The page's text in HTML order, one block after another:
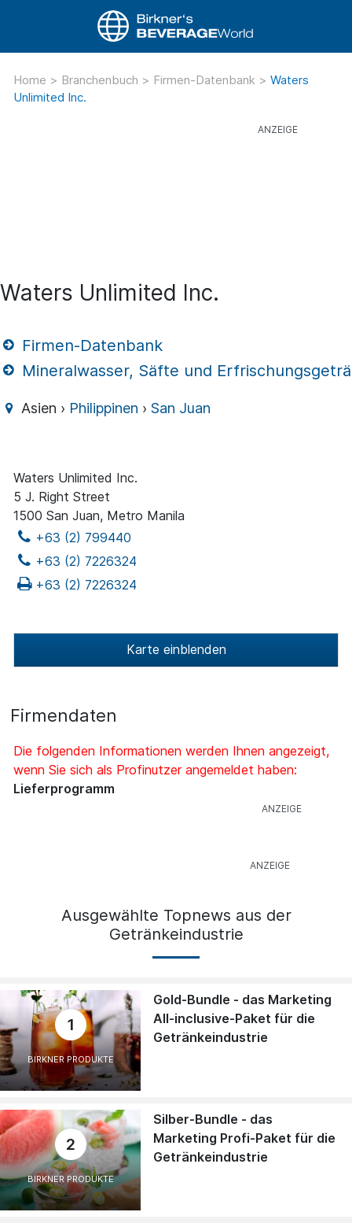
Home > Branchenbuch > Firmen-Datenbank > Waters
Unlimited Inc.
Waters Unlimited Inc.
Firmen-Datenbank
Mineralwasser, Säfte und
Asien › Philippinen ›San Juan
Waters Unlimited Inc.
5 J. Right Street
1500 San Juan, Metro Manila
+63 (2) 799440
+63 (2) 7226324
+63 (2) 7226324
Karte einblenden
Firmendaten
Die folgenden Informationen werden Ihnen angezeigt,
wenn Sie sich als Profinutzer angemeldet haben:
Lieferprogramm
Ausgewählte Topnews aus der
Getränkeindustrie
1
BIRKNER PRODUKTE
Gold-Bundle - das Marketing
All-inclusive-Paket für die
Getränkeindustrie
2
BIRKNER PRODUKTE
Silber-Bundle - das
Marketing Profi-Paket für die
Getränkeindustrie